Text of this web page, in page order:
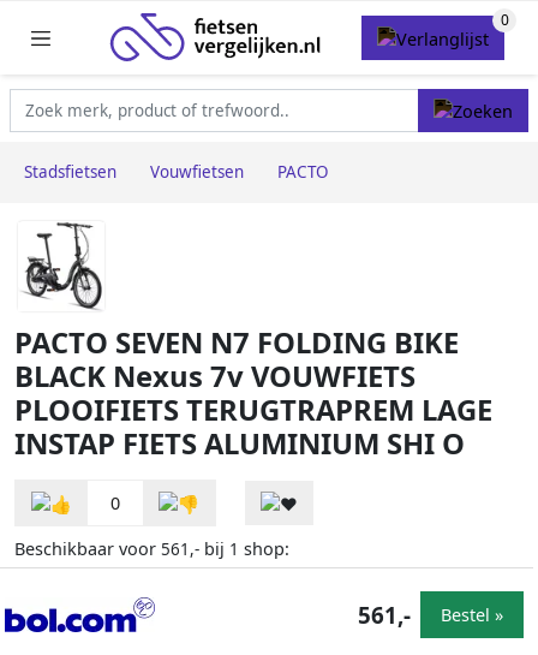
Stadsfietsen Vouwfietsen PACTO
PACTO SEVEN N7 FOLDING BIKE
BLACK Nexus 7v VOUWFIETS
PLOOIFIETS TERUGTRAPREM LAGE
INSTAP FIETS ALUMINIUM SHI O
0
Beschikbaar voor 561,- bij 1 shop:
561,- Bestel »